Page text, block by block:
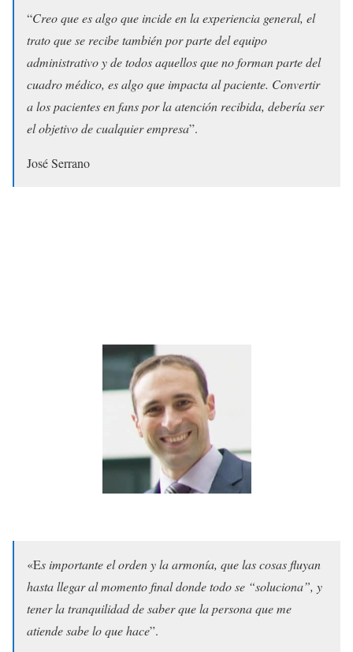
“Creo que es algo que incide en la experiencia general, el
trato que se recibe también por parte del equipo
administrativo y de todos aquellos que no forman parte del
cuadro médico, es algo que impacta al paciente. Convertir
a los pacientes en fans por la atención recibida, debería ser
el objetivo de cualquier empresa”.
José Serrano
«Es importante el orden y la armonía, que las cosas fluyan
hasta llegar al momento final donde todo se “soluciona”, y
tener la tranquilidad de saber que la persona que me
atiende sabe lo que hace”.